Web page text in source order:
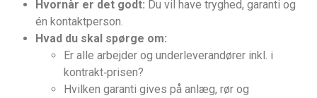
Hvornår er det godt: Du vil have tryghed, garanti og
én kontaktperson.
Hvad du skal spørge om:
Er alle arbejder og underleverandører inkl. i
kontrakt‑prisen?
Hvilken garanti gives på anlæg, rør og